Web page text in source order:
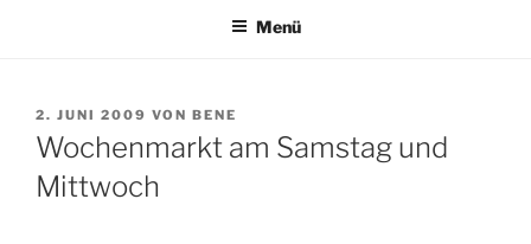
Menü
VERÖFFENTLICHT
AM
2. JUNI 2009 VON BENE
Wochenmarkt am Samstag und
Mittwoch